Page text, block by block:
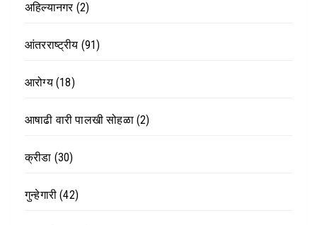
अहिल्यानगर(2)
आंतरराष्ट्रीय (91)
आरोग्य(18)
आषाढी वारी पालखी सोहळा(2)
क्रीडा (30)
गुन्हेगारी (42)